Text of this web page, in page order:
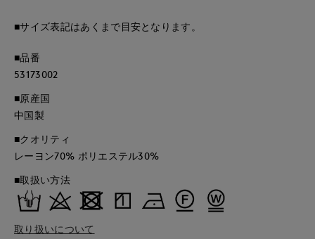
■サイズ表記はあくまで目安となります。
■品番
53173002
■原産国
中国製
■クオリティ
レーヨン70% ポリエステル30%
■取扱い方法
取り扱いについて